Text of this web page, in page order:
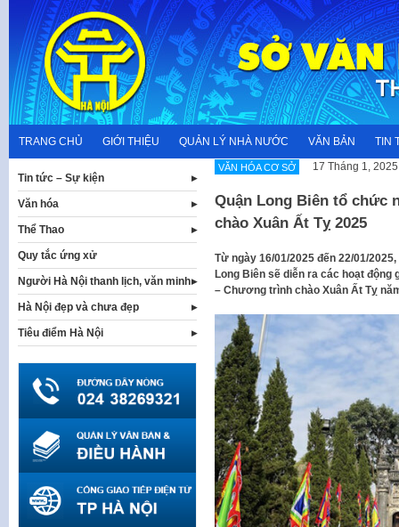
content
TRANG CHỦ GIỚI THIỆU QUẢN LÝ NHÀ NƯỚC VĂN BẢN TIN
VĂN HÓA CƠ SỞ 17 Tháng 1, 2025
Quận Long Biên tổ chức
chào Xuân Ất Tỵ 2025
Từ ngày 16/01/2025 đến 22/01/
Long Biên sẽ diễn ra các hoạt động
– Chương trình chào Xuân Ất Tỵ
Tin tức – Sự kiện
Văn hóa
Thể Thao
Quy tắc ứng xử
Người Hà Nội thanh lịch, văn minh
Hà Nội đẹp và chưa đẹp
Tiêu điểm Hà Nội